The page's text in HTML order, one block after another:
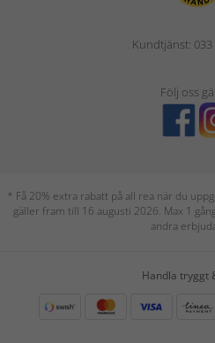
Kundtjänst: 033
Följ oss
* Få 20% extra rabatt på all rea när du
gäller fram till 16 augusti 2026. Max 1
andra
Handla tryggt